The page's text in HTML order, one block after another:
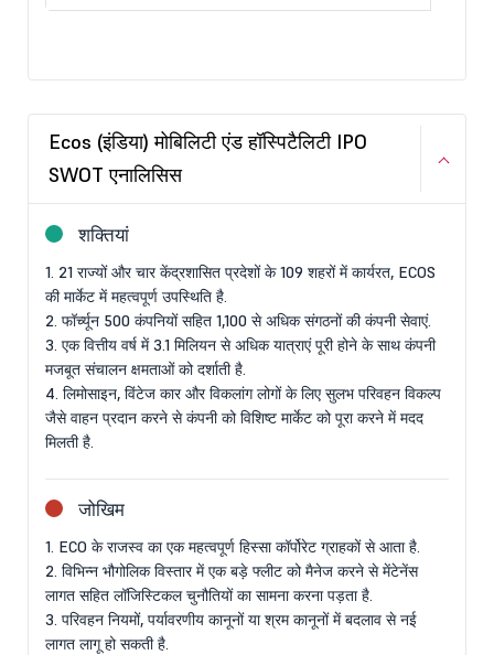
Ecos (इंडिया) मोबिलिटी एंड हॉस्पिटैलिटी IPO
SWOT एनालिसिस
शक्तियां
1. 21 राज्यों और चार केंद्रशासित प्रदेशों के 109 शहरों में कार्यरत, ECOS
की मार्केट में महत्वपूर्ण उपस्थिति है.
2. फॉर्च्यून 500 कंपनियों सहित 1,100 से अधिक संगठनों की कंपनी सेवाएं.
3. एक वित्तीय वर्ष में 3.1 मिलियन से अधिक यात्राएं पूरी होने के साथ कंपनी
मजबूत संचालन क्षमताओं को दर्शाती है.
4. लिमोसाइन, विंटेज कार और विकलांग लोगों के लिए सुलभ परिवहन विकल्प
जैसे वाहन प्रदान करने से कंपनी को विशिष्ट मार्केट को पूरा करने में मदद
मिलती है.
जोखिम
1. ECO के राजस्व का एक महत्वपूर्ण हिस्सा कॉर्पोरेट ग्राहकों से आता है.
2. विभिन्न भौगोलिक विस्तार में एक बड़े फ्लीट को मैनेज करने से मेंटेनेंस
लागत सहित लॉजिस्टिकल चुनौतियों का सामना करना पड़ता है.
3. परिवहन नियमों, पर्यावरणीय कानूनों या श्रम कानूनों में बदलाव से नई
लागत लागू हो सकती है.